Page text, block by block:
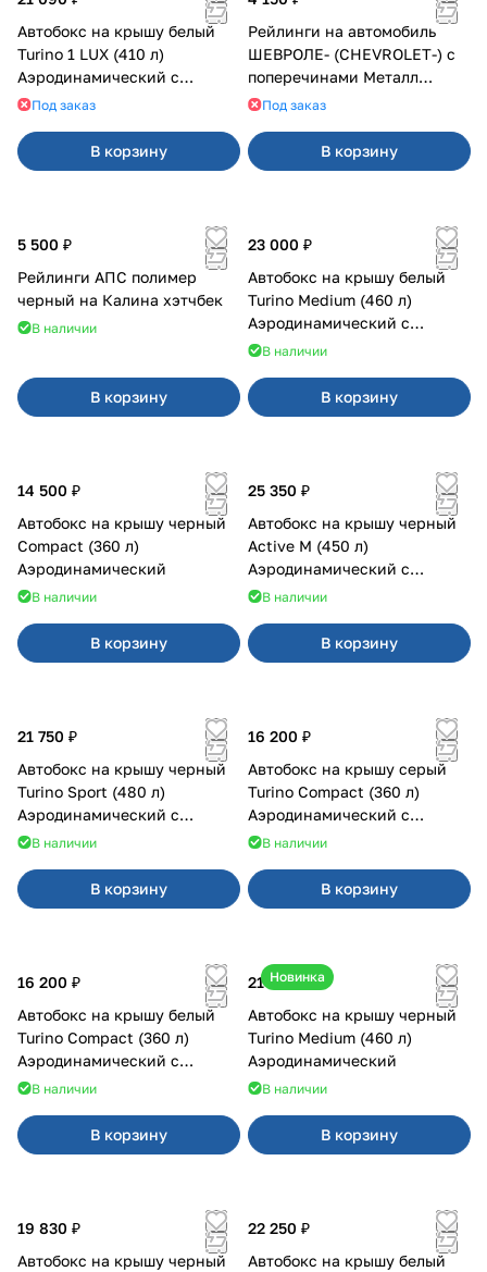
Автобокс на крышу белый
Turino 1 LUX (410 л)
Аэродинамический с
двусторонним открыванием
Под заказ
В корзину
Рейлинги на автомобиль
ШЕВРОЛЕ- (CHEVROLET-) с
поперечинами Металл
Дизайн
Под заказ
В корзину
5 500 ₽
Рейлинги АПС полимер
черный на Калина хэтчбек
В наличии
В корзину
23 000 ₽
Автобокс на крышу белый
Turino Medium (460 л)
Аэродинамический с
двусторонним открыванием
В наличии
В корзину
14 500 ₽
Автобокс на крышу черный
Compact (360 л)
Аэродинамический
В наличии
В корзину
25 350 ₽
Автобокс на крышу черный
Active M (450 л)
Аэродинамический с
двусторонним открыванием
В наличии
В корзину
21 750 ₽
Автобокс на крышу черный
Turino Sport (480 л)
Аэродинамический с
двусторонним открыванием
В наличии
В корзину
16 200 ₽
Автобокс на крышу серый
Turino Compact (360 л)
Аэродинамический с
двусторонним открыванием
В наличии
В корзину
16 200 ₽
Автобокс на крышу белый
Turino Compact (360 л)
Аэродинамический с
двусторонним открыванием
В наличии
В корзину
Новинка
21 000 ₽
Автобокс на крышу черный
Turino Medium (460 л)
Аэродинамический
В наличии
В корзину
19 830 ₽
Автобокс на крышу черный
22 250 ₽
Автобокс на крышу белый